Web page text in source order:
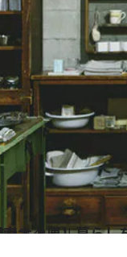
スタイルショップを探索スタイル